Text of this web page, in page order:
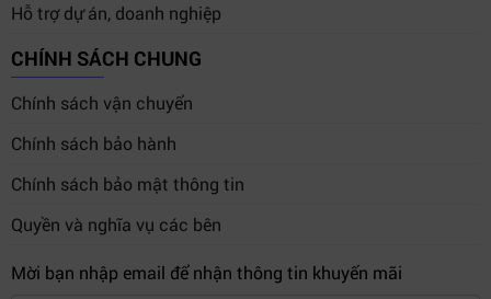
mạnh mẽ nhưng vẫn tiết kiệm không gian, đây chính là
ứng viên xứng đáng.
Mọi chi tiết xin vui lòng liên hệ:
CÔNG TY TNHH THƯƠNG MẠI DỊCH VỤ HỢP THÀNH
THỊNH
Địa chỉ:406/55 Cộng Hòa, Phường Tân Bình, Thành phố
Website:https://htt.com.vn
Hỗ trợ dự án, doanh nghiệp
CHÍNH SÁCH CHUNG
Chính sách vận chuyển
Chính sách bảo hành
Chính sách bảo mật thông tin
Quyền và nghĩa vụ các bên
Mời bạn nhập email để nhận thông tin khuyến mãi